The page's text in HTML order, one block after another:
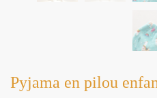
Pyjama en pilou